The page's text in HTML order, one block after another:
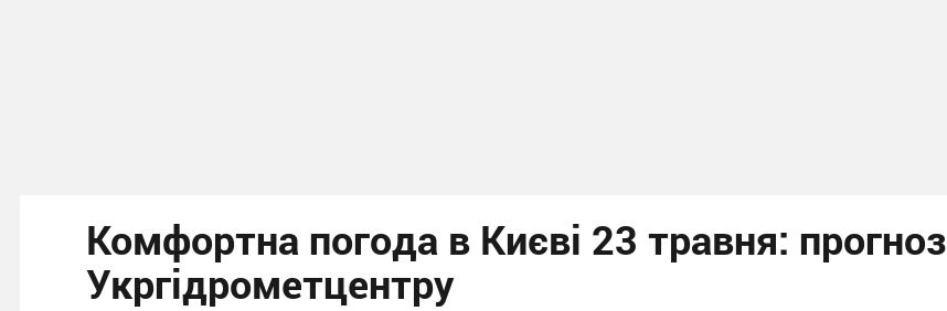
Комфортна погода в Києві 23 травня: прогноз
Укргідрометцентру